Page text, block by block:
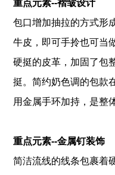
重点元素--褶皱设计
包口增加抽拉的方式形
牛皮，即可手拎也可当
硬挺的皮革，加固了包
挺。简约奶色调的包款
用金属手环加持，是整
重点元素--金属钉装饰
简洁流线的线条包裹着